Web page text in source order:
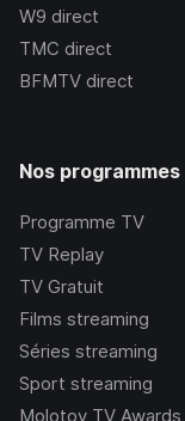
W9 direct
TMC direct
BFMTV direct
Nos programmes
Programme TV
TV Replay
TV Gratuit
Films streaming
Séries streaming
Sport streaming
Molotov TV Awards